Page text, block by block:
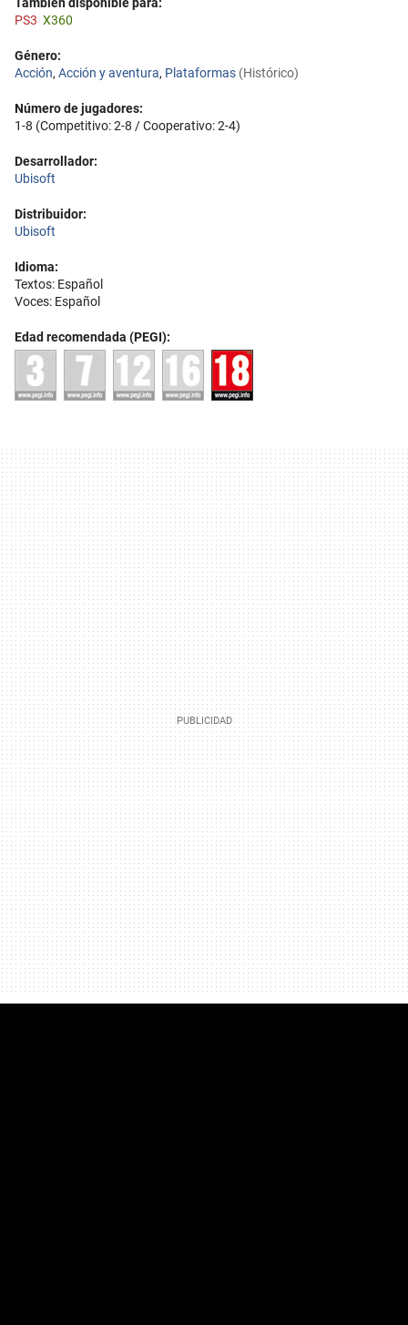
PS3 X360
Género:
Acción, Acción y aventura, Plataformas (Histórico)
Número de jugadores:
1-8 (Competitivo: 2-8 / Cooperativo: 2-4)
Desarrollador:
Ubisoft
Distribuidor:
Ubisoft
Idioma:
Textos: Español
Voces: Español
Edad recomendada (PEGI):